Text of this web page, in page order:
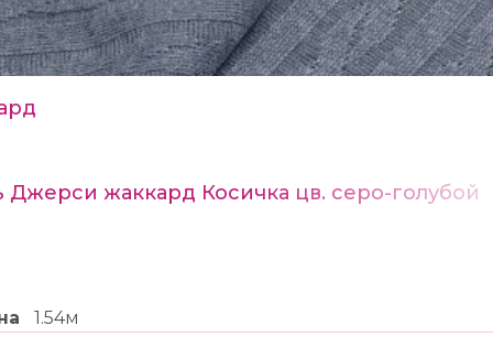
Джерси жаккард Косичка цв. серо-голубой
1.54м